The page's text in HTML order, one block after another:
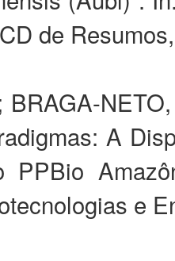
de
BRAGA-
A
PPBio
e